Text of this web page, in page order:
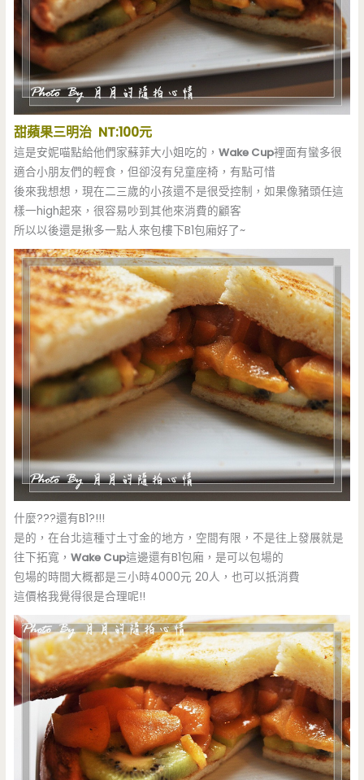
甜蘋果三明治 NT:100元
這是安妮喵點給他們家蘇菲大小姐吃的，Wake Cup裡面有蠻多很
適合小朋友們的輕食，但卻沒有兒童座椅，有點可惜
後來我想想，現在二三歲的小孩還不是很受控制，如果像豬頭任這
樣一high起來，很容易吵到其他來消費的顧客
所以以後還是揪多一點人來包樓下B1包廂好了~
什麼???還有B1?!!!
是的，在台北這種寸土寸金的地方，空間有限，不是往上發展就是
往下拓寬，Wake Cup這邊還有B1包廂，是可以包場的
包場的時間大概都是三小時4000元 20人，也可以扺消費
這價格我覺得很是合理呢!!